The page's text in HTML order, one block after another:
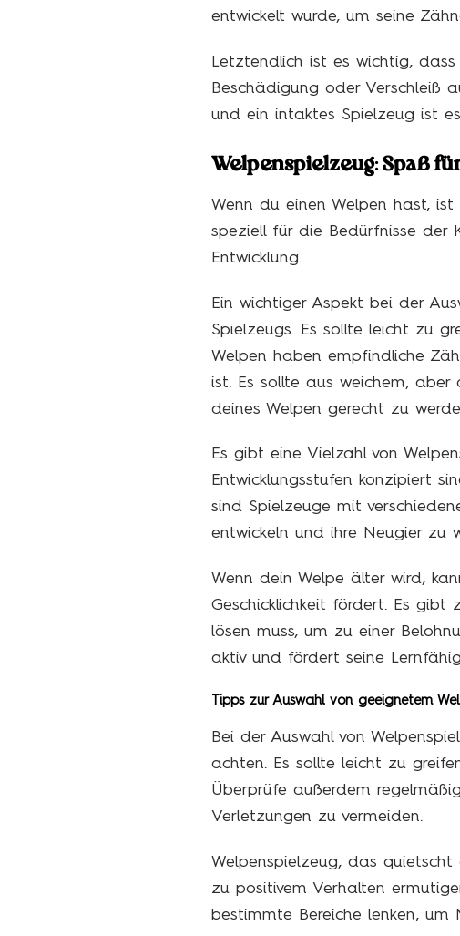
entwickelt wurde, um seine
Letztendlich ist es wichtig,
Beschädigung oder Verschleiß
und ein intaktes Spielzeug ist
Welpenspielzeug: Spaß
Wenn du einen Welpen hast,
speziell für die Bedürfnisse der
Entwicklung.
Ein wichtiger Aspekt bei der
Spielzeugs. Es sollte leicht zu
Welpen haben empfindliche
ist. Es sollte aus weichem,
deines Welpen gerecht zu
Es gibt eine Vielzahl von
Entwicklungsstufen konzipiert
sind Spielzeuge mit
entwickeln und ihre Neugier zu
Wenn dein Welpe älter wird,
Geschicklichkeit fördert. Es gibt
lösen muss, um zu einer
aktiv und fördert seine
Tipps zur Auswahl von geeignetem
Bei der Auswahl von
achten. Es sollte leicht zu
Überprüfe außerdem
Verletzungen zu vermeiden.
Welpenspielzeug, das
zu positivem Verhalten
bestimmte Bereiche lenken, um